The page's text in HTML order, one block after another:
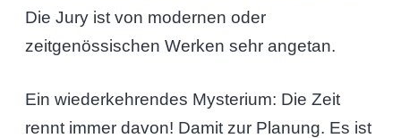
Die Jury ist von modernen oder
zeitgenössischen Werken sehr angetan.
Ein wiederkehrendes Mysterium: Die Zeit
rennt immer davon! Damit zur Planung. Es ist